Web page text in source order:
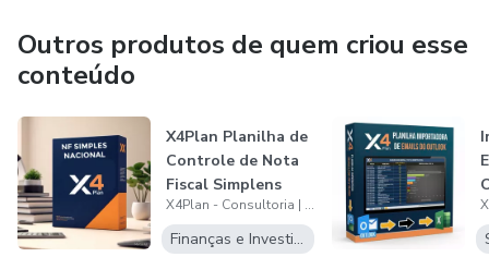
Funada pelo Sócio Rogério Carboni, a X4Plan conta hoje
com mais de 50 clientes Empresas e PFs em São Paulo e
busca amplo crescimento em território Nacioal.
Outros produtos de quem criou esse
conteúdo
X4Plan Planilha de
Controle de Nota
Fiscal Simplens
Nacional...
X4Plan - Consultoria | Gerenciamento Financeiro | Automação de Controles | Planejamento Estratégico
Finanças e Investimentos